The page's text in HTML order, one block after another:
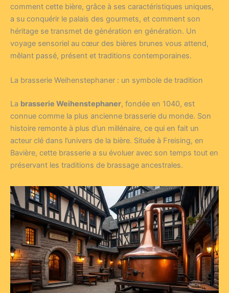
comment cette bière, grâce à ses caractéristiques uniques,
a su conquérir le palais des gourmets, et comment son
héritage se transmet de génération en génération. Un
voyage sensoriel au cœur des bières brunes vous attend,
mêlant passé, présent et traditions contemporaines.
La brasserie Weihenstephaner : un symbole de tradition
La brasserie Weihenstephaner, fondée en 1040, est
connue comme la plus ancienne brasserie du monde. Son
histoire remonte à plus d’un millénaire, ce qui en fait un
acteur clé dans l’univers de la bière. Située à Freising, en
Bavière, cette brasserie a su évoluer avec son temps tout en
préservant les traditions de brassage ancestrales.